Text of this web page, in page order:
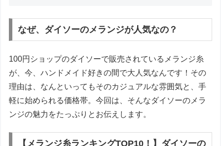
なぜ、ダイソーのメランジが人気なの？
100円ショップのダイソーで販売されているメランジ糸
が、今、ハンドメイド好きの間で大人気なんです！その
理由は、なんといってもそのカジュアルな雰囲気と、手
軽に始められる価格帯。今回は、そんなダイソーのメラ
ンジの魅力をたっぷりとお伝えします。
【メランジ糸ランキングTOP10！】ダイソーの